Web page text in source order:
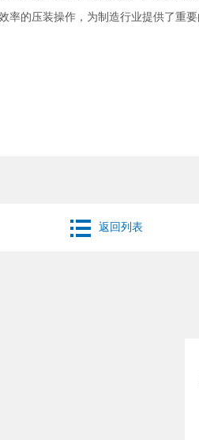
率的压装操作，为制造行业提供了重要
返回列表